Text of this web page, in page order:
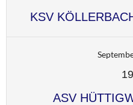
KSV
ASV